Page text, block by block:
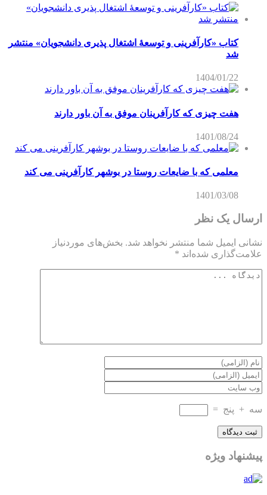
کتاب «کارآفرینی و توسعۀ اشتغال پذیری دانشجویان» منتشر
شد
1404/01/22
هفت چیزی که کارآفرینان موفق به آن باور دارند
1401/08/24
معلمی که با ضایعات روستا در بوشهر کارآفرینی می کند
1401/03/08
ارسال یک نظر
نشانی ایمیل شما منتشر نخواهد شد. بخش‌های موردنیاز
علامت‌گذاری شده‌اند *
سه + پنج =
پیشنهاد ویژه